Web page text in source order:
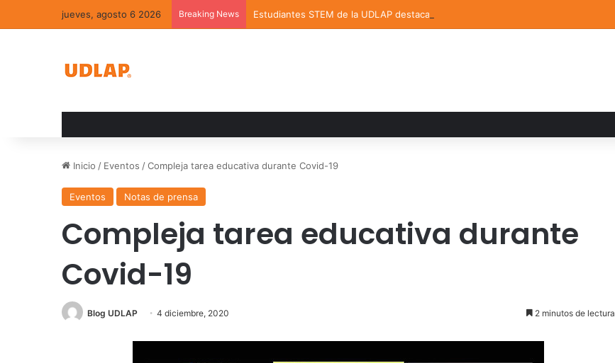
jueves, agosto 6 2026 Breaking News Estudiantes STEM de la UDLAP destacan en el MUTVI 2026
Inicio / Eventos /Compleja tarea educativa durante Covid-19
Eventos Notas de prensa
Compleja tarea educativa durante
Covid-19
Blog UDLAP 4 diciembre, 2020 2 minutos de lectura